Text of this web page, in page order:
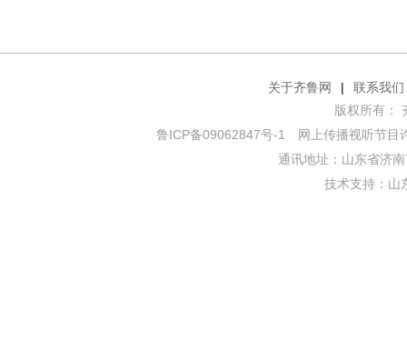
关于齐鲁网 |
联系我们
版权所有：
鲁ICP备09062847号-1 网上传播视听节目
通讯地址：山东省济
技术支持： 山